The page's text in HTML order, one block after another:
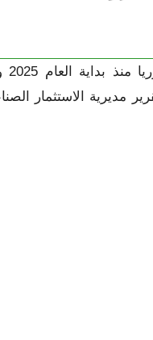
نهاية شهر حزيران،
مديرية الاستثمار